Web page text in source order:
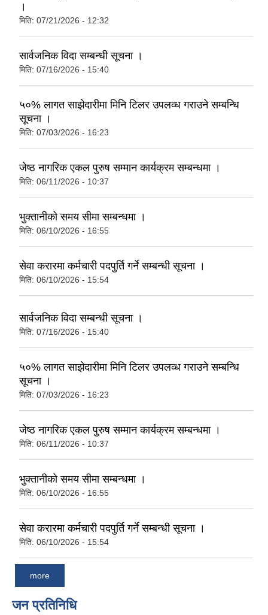
।
मिति: 07/21/2026 - 12:32
सार्वजनिक विदा सम्बन्धी सूचना ।
मिति: 07/16/2026 - 15:40
५०% लागत साझेदारीमा मिनि टिलर उपलव्ध गराउने सम्बन्धि
सूचना ।
मिति: 07/03/2026 - 16:23
जेष्ठ नागरिक एकल पुरुष सम्मान कार्यक्रम सम्बन्धमा ।
मिति: 06/11/2026 - 10:37
भुक्तानीको समय सीमा सम्बन्धमा ।
मिति: 06/10/2026 - 16:55
सेवा करारमा कर्मचारी पदपुर्ति गर्ने सम्बन्धी सूचना ।
मिति: 06/10/2026 - 15:54
सार्वजनिक विदा सम्बन्धी सूचना ।
मिति: 07/16/2026 - 15:40
५०% लागत साझेदारीमा मिनि टिलर उपलव्ध गराउने सम्बन्धि
सूचना ।
मिति: 07/03/2026 - 16:23
जेष्ठ नागरिक एकल पुरुष सम्मान कार्यक्रम सम्बन्धमा ।
मिति: 06/11/2026 - 10:37
भुक्तानीको समय सीमा सम्बन्धमा ।
मिति: 06/10/2026 - 16:55
सेवा करारमा कर्मचारी पदपुर्ति गर्ने सम्बन्धी सूचना ।
मिति: 06/10/2026 - 15:54
more
जन प्रतिनिधि